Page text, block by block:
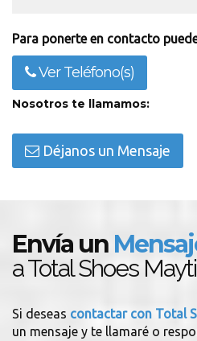
Para ponerte en contacto
Ver Teléfono(s)
Nosotros te llamamos:
Déjanos un Mensaje
Envía un
a Total Shoes
Si deseas contactar con Total
un mensaje y te llamaré o